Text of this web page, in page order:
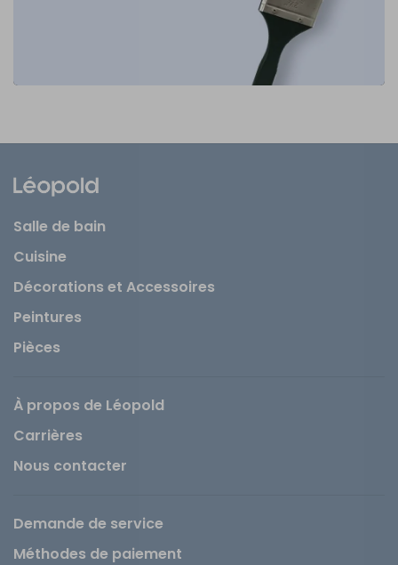
Salle de bain
Cuisine
Décorations et Accessoires
Peintures
Pièces
À propos de Léopold
Carrières
Nous contacter
Demande de service
Méthodes de paiement